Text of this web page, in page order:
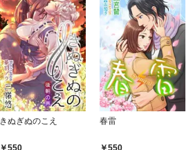
きぬぎぬのこえ 春雷